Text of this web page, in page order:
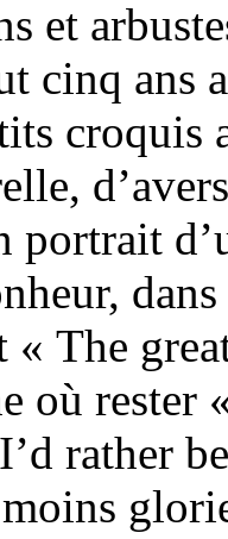
et
cinq ans
portrait
The
où rester
rather